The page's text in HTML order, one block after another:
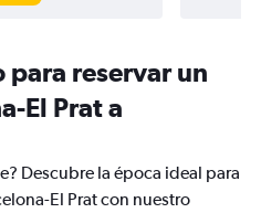
para reservar un
El Prat a
Descubre la época ideal para
El Prat con nuestro